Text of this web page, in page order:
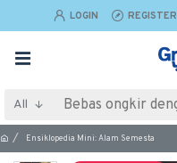
LOGIN REGISTER
All
Ensiklopedia Mini: Alam Semesta